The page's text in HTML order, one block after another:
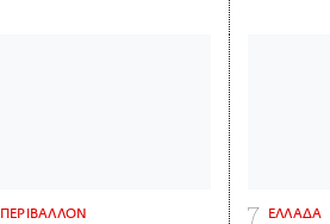
ΠΕΡΙΒΑΛΛΟΝ ΕΛΛΑΔΑ